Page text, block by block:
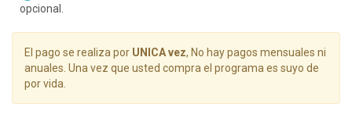
opcional.
El pago se realiza por UNICA vez, No hay pagos mensuales ni
anuales. Una vez que usted compra el programa es suyo de
por vida.